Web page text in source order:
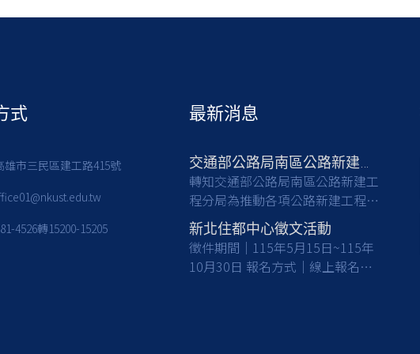
式
雄市三民區建工路415號
4526轉15200-15205
最新消息
轉知交通部公路局南區公路新建工
程分局為推動各項公路新建工程，
亟需具備土木工程等相關專業背景
之人才加入，共同提升公共工程品
質與建設效能，請有意從事公部門
工程建設工作之應屆畢業生及校友
新北住都中心徵文活動
徵件期間｜115年5月15日~115年
10月30日 報名方式｜線上報名及